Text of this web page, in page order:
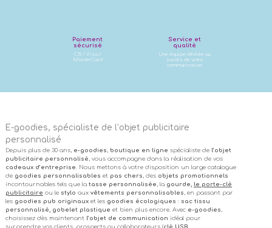
Paiement
sécurisé
CB / Visa /
MasterCard
Service et
qualité
Une équipe dédiée au
succès de votre
communication
E-goodies, spécialiste de l’objet publicitaire
personnalisé
Depuis plus de 30 ans, e-goodies boutique en ligne spécialiste de l’objet
publicitaire personnalisé , vous accompagne dans la réalisation de vos
cadeaux d’entreprise . Nous mettons à votre disposition un large catalogue
de goodies personnalisables et pas chers , des objets promotionnels
incontournables tels que la tasse personnalisée , la gourde,
le porte-clé
publicitaire ou le stylo aux vêtements personnalisables , en passant par
les goodies pub originauxet les goodies écologiques : sac tissu
personnalisé, gobelet plastique et bien plus encore. Avec e-goodies
choisissez dès maintenant
l’objet de communication idéal pour
surprendre vos clients, prospects ou collaborateurs (clé USB